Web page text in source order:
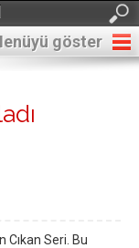
göster
Cıkan Seri. Bu